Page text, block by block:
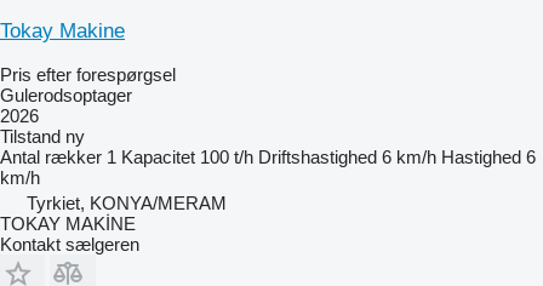
Tokay Makine
Pris efter forespørgsel
Gulerodsoptager
2026
Tilstand ny
Antal rækker 1 Kapacitet 100 t/h Driftshastighed 6 km/h Hastighed 6
km/h
Tyrkiet, KONYA/MERAM
TOKAY MAKİNE
Kontakt sælgeren